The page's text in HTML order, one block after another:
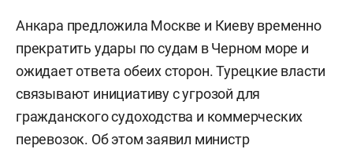
Анкара предложила Москве и Киеву временно
прекратить удары по судам в Черном море и
ожидает ответа обеих сторон. Турецкие власти
связывают инициативу с угрозой для
гражданского судоходства и коммерческих
перевозок. Об этом заявил министр